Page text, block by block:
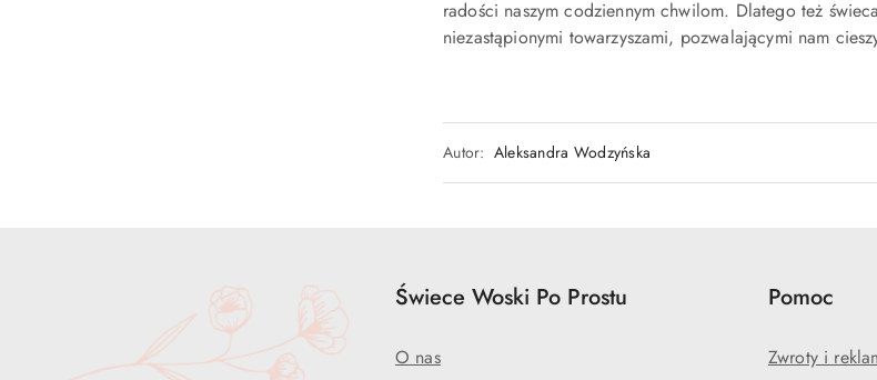
radości naszym codziennym chwilom. Dlatego też
niezastąpionymi towarzyszami, pozwalającymi nam
Autor: Aleksandra Wodzyńska
Świece Woski Po Prostu
O nas
Pomoc
Zwroty i